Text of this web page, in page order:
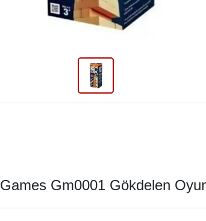
Gm0001 Gökdelen